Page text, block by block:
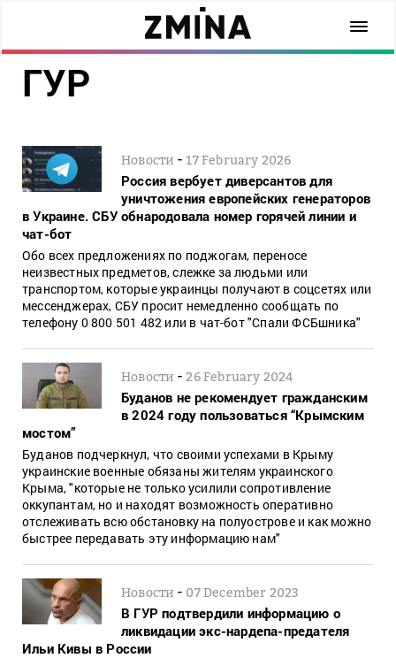
ГУР
Новости -17 February 2026
Россия вербует диверсантов для
уничтожения европейских генераторов
в Украине. СБУ обнародовала номер горячей линии и
чат-бот
Обо всех предложениях по поджогам, переносе
неизвестных предметов, слежке за людьми или
транспортом, которые украинцы получают в соцсетях или
мессенджерах, СБУ просит немедленно сообщать по
телефону 0 800 501 482 или в чат-бот "Спали ФСБшника"
Новости -26 February 2024
Буданов не рекомендует гражданским
в 2024 году пользоваться “Крымским
мостом”
Буданов подчеркнул, что своими успехами в Крыму
украинские военные обязаны жителям украинского
Крыма, "которые не только усилили сопротивление
оккупантам, но и находят возможность оперативно
отслеживать всю обстановку на полуострове и как можно
быстрее передавать эту информацию нам"
Новости - 07 December 2023
В ГУР подтвердили информацию о
ликвидации экс-нардепа-предателя
Ильи Кивы в России